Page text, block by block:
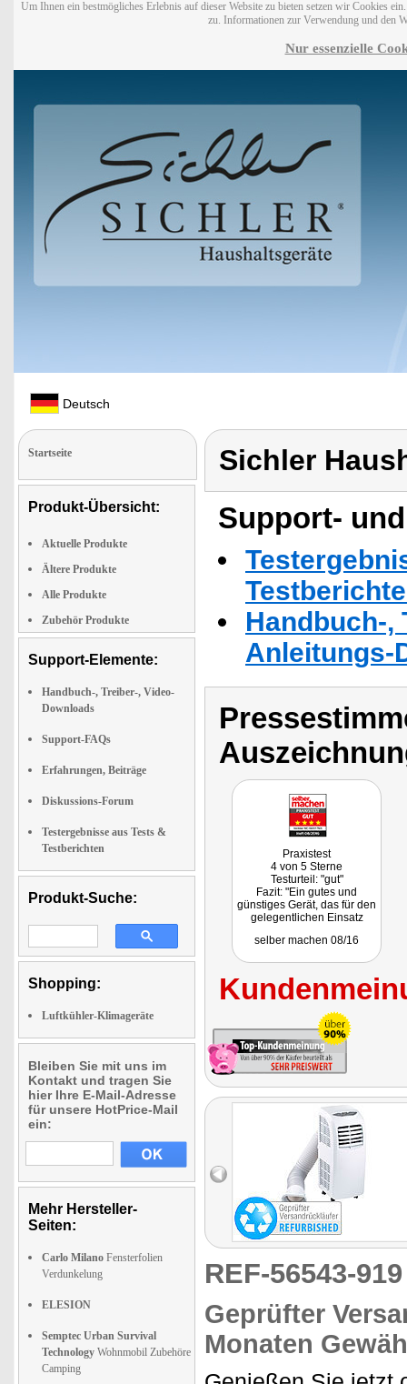
Um Ihnen ein bestmögliches Erlebnis auf dieser Website zu bieten setzen wir Cookies
zu. Informationen zur Verwendung und den
Nur essenzielle
Deutsch
Startseite
Produkt-Übersicht:
Aktuelle Produkte
Ältere Produkte
Alle Produkte
Zubehör Produkte
Support-Elemente:
Handbuch-, Treiber-, Video-
Downloads
Support-FAQs
Erfahrungen, Beiträge
Diskussions-Forum
Testergebnisse aus Tests &
Testberichten
Produkt-Suche:
Shopping:
Luftkühler-Klimageräte
Bleiben Sie mit uns im
Kontakt und tragen Sie
hier Ihre E-Mail-Adresse
für unsere HotPrice-Mail
ein:
Mehr Hersteller-
Seiten:
Carlo Milano Fensterfolien
Verdunkelung
ELESION
Semptec Urban Survival
Technology Wohnmobil Zubehöre
Camping
Sichler
Support-
Handbuch-,
Anleitungs-
Praxistest
4 von 5 Sterne
Testurteil: "gut"
Fazit: "Ein gutes und
günstiges Gerät, das für den
gelegentlichen Einsatz
Getestet wurde NC-5657
selber machen 08/16
REF-56543-
Geprüfter
Monaten